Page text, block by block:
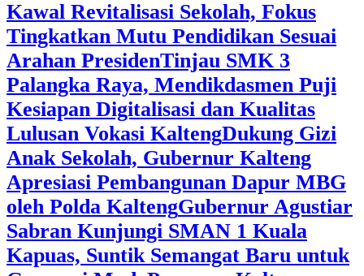
Kawal Revitalisasi Sekolah, Fokus
Tingkatkan Mutu Pendidikan Sesuai
Arahan Presiden‎Tinjau SMK 3
Palangka Raya, Mendikdasmen Puji
Kesiapan Digitalisasi dan Kualitas
Lulusan Vokasi Kalteng‎Dukung Gizi
Anak Sekolah, Gubernur Kalteng
Apresiasi Pembangunan Dapur MBG
oleh Polda Kalteng‎Gubernur Agustiar
Sabran Kunjungi SMAN 1 Kuala
Kapuas, Suntik Semangat Baru untuk